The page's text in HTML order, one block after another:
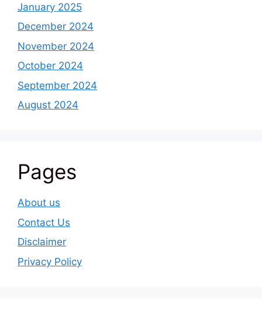
January 2025
December 2024
November 2024
October 2024
September 2024
August 2024
Pages
About us
Contact Us
Disclaimer
Privacy Policy